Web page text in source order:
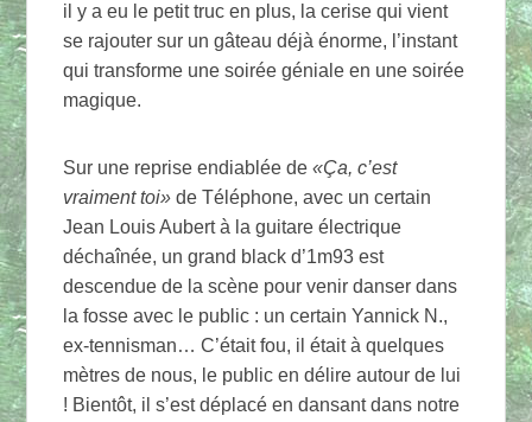
il y a eu le petit truc en plus, la cerise qui vient
se rajouter sur un gâteau déjà énorme, l’instant
qui transforme une soirée géniale en une soirée
magique.
Sur une reprise endiablée de«Ça, c’est
vraiment toi» de Téléphone, avec un certain
Jean Louis Aubert à la guitare électrique
déchaînée, un grand black d’1m93 est
descendue de la scène pour venir danser dans
la fosse avec le public : un certain Yannick N.,
ex-tennisman… C’était fou, il était à quelques
mètres de nous, le public en délire autour de lui
! Bientôt, il s’est déplacé en dansant dans notre